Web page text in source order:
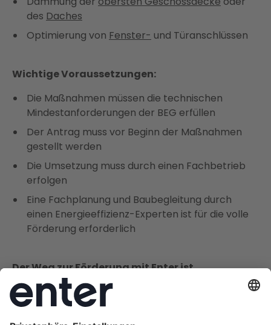
des Daches
Optimierung von Fenster- und Türanschlüssen
Wichtige Voraussetzungen:
Die Maßnahmen müssen die technischen
Mindestanforderungen der BEG erfüllen
Der Antrag muss vor Beginn der Maßnahmen
gestellt werden
Die Umsetzung muss durch einen Fachbetrieb
erfolgen
Eine Fachplanung und Baubegleitung durch
einen Energieeffizienz-Experten ist für die volle
Förderung erforderlich
Der Weg zur Förderung mit Enter ist
unkompliziert: Im Rahmen einer kostenlosen
digitalen Beratung analysieren unsere
Energieeffizienz-Experten Ihre Situation und helfen